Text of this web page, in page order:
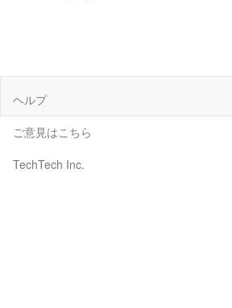
ヘルプ
ご意見はこちら
TechTech Inc.